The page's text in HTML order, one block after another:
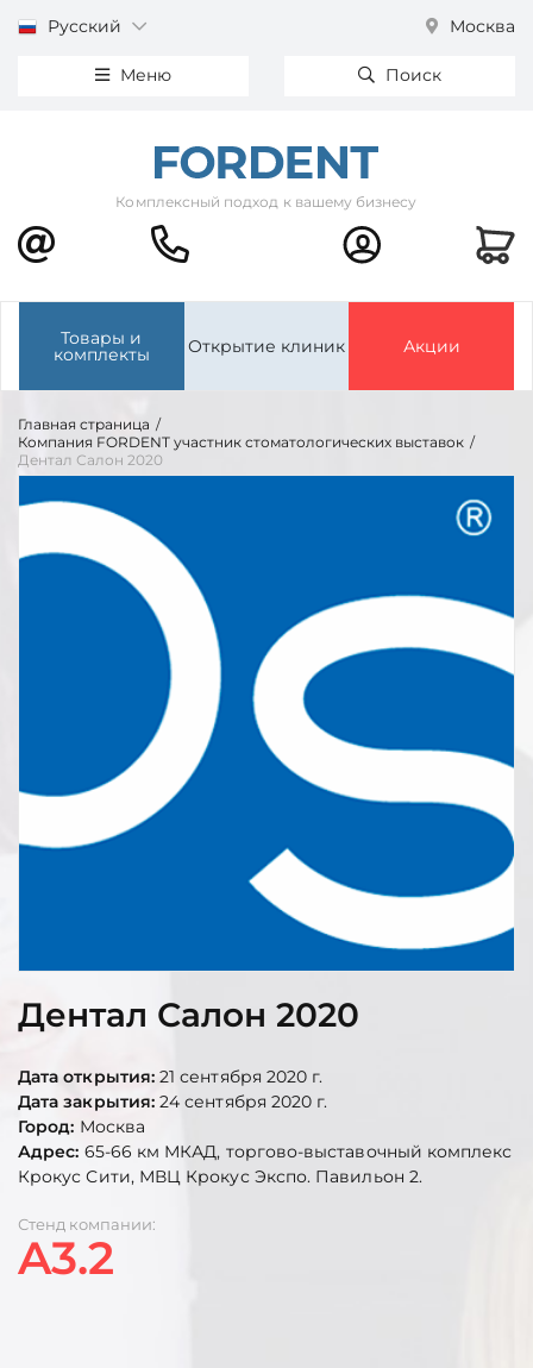
Русский Москва
Меню Поиск
Комплексный подход к вашему бизнесу
Товары и
комплекты Открытие клиник Акции
Главная страница /
Компания FORDENT участник стоматологических выставок /
Дентал Салон 2020
Дентал Салон 2020
Дата открытия:21 сентября 2020 г.
Дата закрытия:24 сентября 2020 г.
Город: Москва
Адрес: 65-66 км МКАД, торгово-выставочный комплекс
Крокус Сити, МВЦ Крокус Экспо. Павильон 2.
Стенд компании:
A3.2